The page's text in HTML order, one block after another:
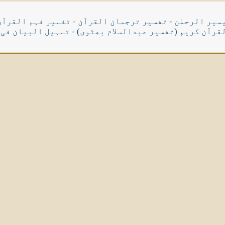
الرحمٰن - تفسیر ترجمان القرآن - تفسیر فہم
کریم (تفسیر عبدالسلام بھٹوی) - تسہیل البیان